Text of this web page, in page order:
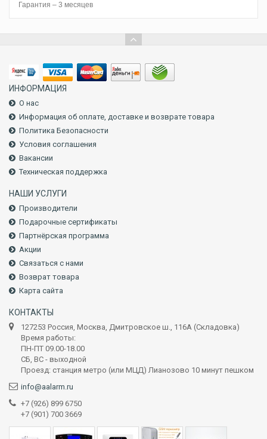
Гарантия – 3 месяцев
ИНФОРМАЦИЯ
О нас
Информация об оплате, доставке и возврате товара
Политика Безопасности
Условия соглашения
Вакансии
Техническая поддержка
НАШИ УСЛУГИ
Производители
Подарочные сертификаты
Партнёрская программа
Акции
Связаться с нами
Возврат товара
Карта сайта
КОНТАКТЫ
127253 Россия, Москва, Дмитровское ш., 116А (Складовка)
Время работы:
ПН-ПТ 09.00-18.00
СБ, ВС - выходной
Проезд: станция метро (или МЦД) Лианозово 10 минут пешком
info@aalarm.ru
+7 (926) 899 6750
+7 (901) 700 3669